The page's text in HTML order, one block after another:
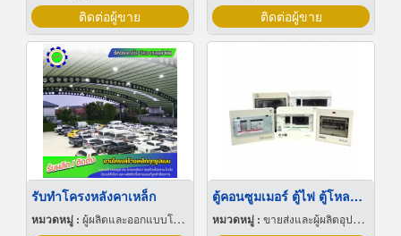
ติดต่อผู้ขาย ติดต่อผู้ขาย
รับทำโครงหลังคาเหล็ก
หมวดหมู่ : ผู้ผลิตและออกแบบโครงสร้างเหล็ก
ตู้คอนซูมเมอร์ ตู้ไฟ ตู้โหลดเซ็นเตอร์ พัทยา ชลบุรี
หมวดหมู่ : ขายส่งและผู้ผลิตอุปกรณ์เครื่องใช้ไฟฟ้า